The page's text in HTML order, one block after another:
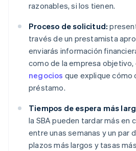
razonables, si los tienen.
Proceso de solicitud:
través de un prestamista
enviarás información
como de la empresa objetivo,
negocios que explique cómo
préstamo.
Tiempos de espera más
la SBA pueden tardar más en
entre unas semanas y un par
plazos más largos y tasas